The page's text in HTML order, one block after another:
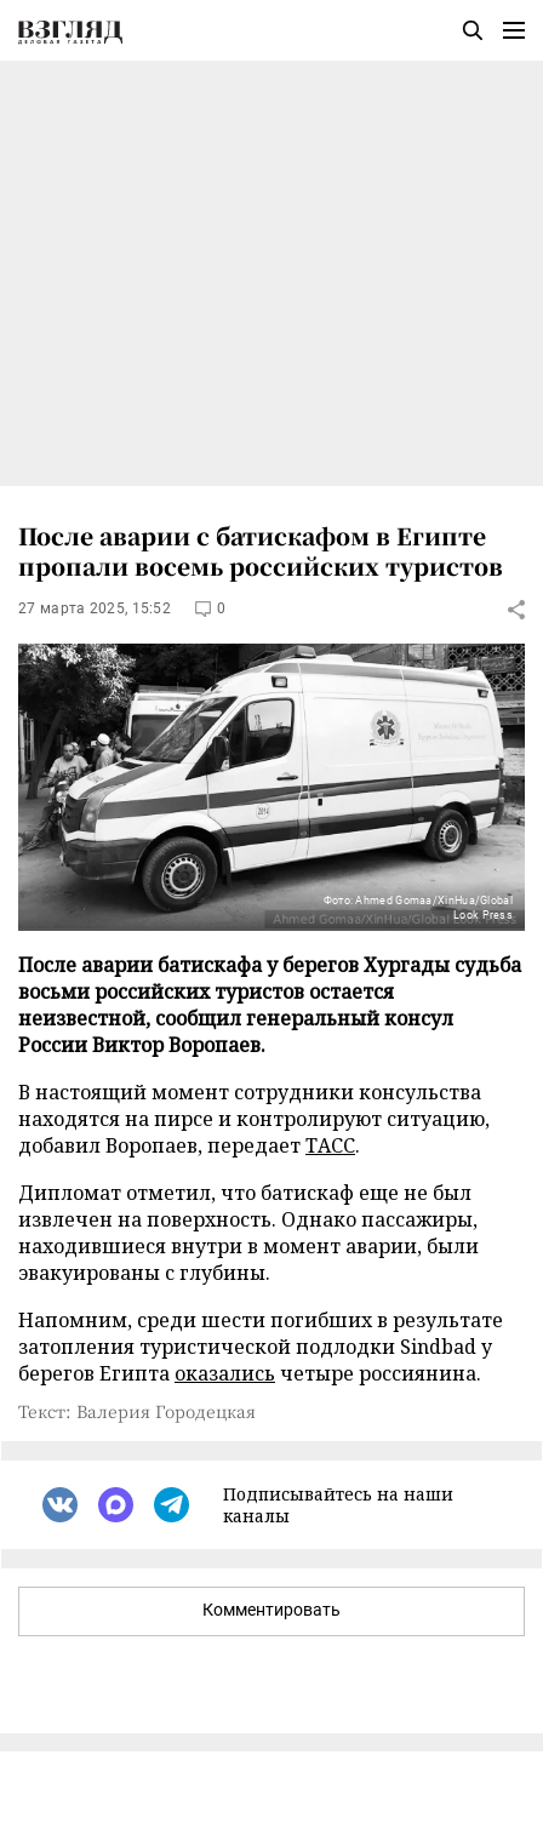
После аварии с батискафом в Египте
пропали восемь российских туристов
27 марта 2025, 15:52 0
Фото: Ahmed Gomaa/XinHua/Global
Look Press
После аварии батискафа у берегов Хургады судьба
восьми российских туристов остается
неизвестной, сообщил генеральный консул
России Виктор Воропаев.
В настоящий момент сотрудники консульства
находятся на пирсе и контролируют ситуацию,
добавил Воропаев, передаетТАСС.
Дипломат отметил, что батискаф еще не был
извлечен на поверхность. Однако пассажиры,
находившиеся внутри в момент аварии, были
эвакуированы с глубины.
Напомним, среди шести погибших в результате
затопления туристической подлодки Sindbad у
берегов Египта оказались четыре россиянина.
Текст: Валерия Городецкая
Подписывайтесь на наши
каналы
Комментировать